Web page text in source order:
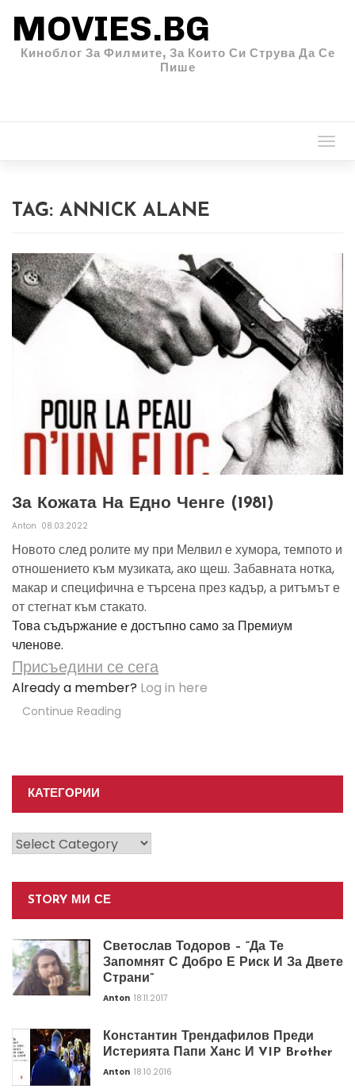
MOVIES.BG
Киноблог За Филмите, За Които Си Струва Да Се
Пише
TAG: ANNICK ALANE
За Кожата На Едно Ченге (1981)
Anton 08.03.2022
Новото след ролите му при Мелвил е хумора, темпото и
отношението към музиката, ако щеш. Забавната нотка,
макар и специфична е търсена през кадър, а ритъмът е
от стегнат към стакато.
Това съдържание е достъпно само за Премиум
членове.
Присъедини се сега
Already a member? Log in here
Continue Reading
КАТЕГОРИИ
Категории
STORY МИ СЕ
Светослав Тодоров – “Да Те
Запомнят С Добро Е Риск И За Двете
Страни”
Anton 18.11.2017
Константин Трендафилов Преди
Истерията Папи Ханс И VIP Brother
Anton 18.10.2016